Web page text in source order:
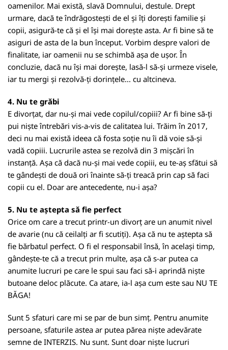
oamenilor. Mai există, slavă Domnului, destule. Drept
urmare, dacă te îndrăgostești de el și îți dorești familie și
copii, asigură-te că și el își mai dorește asta. Ar fi bine să te
asiguri de asta de la bun început. Vorbim despre valori de
finalitate, iar oamenii nu se schimbă așa de ușor. În
concluzie, dacă nu își mai dorește, lasă-l să-și urmeze visele,
iar tu mergi și rezolvă-ți dorințele... cu altcineva.
4. Nu te grăbi
E divorțat, dar nu-și mai vede copilul/copiii? Ar fi bine să-ți
pui niște întrebări vis-a-vis de calitatea lui. Trăim în 2017,
deci nu mai există ideea că fosta soție nu îi dă voie să-și
vadă copiii. Lucrurile astea se rezolvă din 3 mișcări în
instanță. Așa că dacă nu-și mai vede copiii, eu te-aș sfătui să
te gândești de două ori înainte să-ți treacă prin cap să faci
copii cu el. Doar are antecedente, nu-i așa?
5. Nu te aștepta să fie perfect
Orice om care a trecut printr-un divorț are un anumit nivel
de avarie (nu că ceilalți ar fi scutiți). Așa că nu te aștepta să
fie bărbatul perfect. O fi el responsabil însă, în același timp,
gândește-te că a trecut prin multe, așa că s-ar putea ca
anumite lucruri pe care le spui sau faci să-i aprindă niște
butoane deloc plăcute. Ca atare, ia-l așa cum este sau NU TE
BĂGA!
Sunt 5 sfaturi care mi se par de bun simț. Pentru anumite
persoane, sfaturile astea ar putea părea niște adevărate
semne de INTERZIS. Nu sunt. Sunt doar niște lucruri